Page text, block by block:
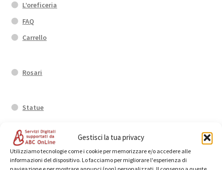
Gestisci la tua privacy
Utilizziamo tecnologie come i cookie per memorizzare e/o accedere alle
informazioni del dispositivo. Lo facciamo per migliorare l'esperienza di
L’oreficeria
FAQ
Carrello
Rosari
Statue
Anelli